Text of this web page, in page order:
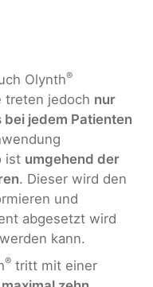
Olynth®
treten jedoch nur
bei jedem Patienten
ist umgehend der
. Dieser wird den
und
abgesetzt wird
kann.
® tritt mit einer